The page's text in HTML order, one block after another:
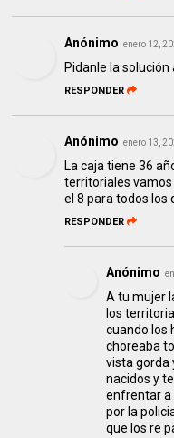
Anónimo enero 12,
Pidanle la
RESPONDER
Anónimo enero 13,
La caja tiene 36
territoriales
el 8 para todos los
RESPONDER
Anónimo
A tu mujer
los
cuando los
choreaba
vista gorda
nacidos y
enfrentar a
por la
que los re